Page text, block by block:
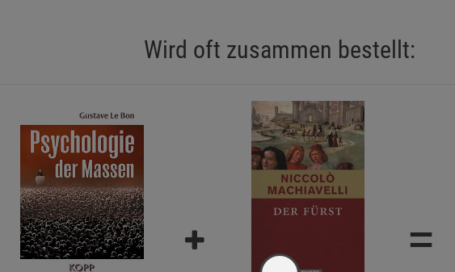
Wird oft zusammen bestellt:
=